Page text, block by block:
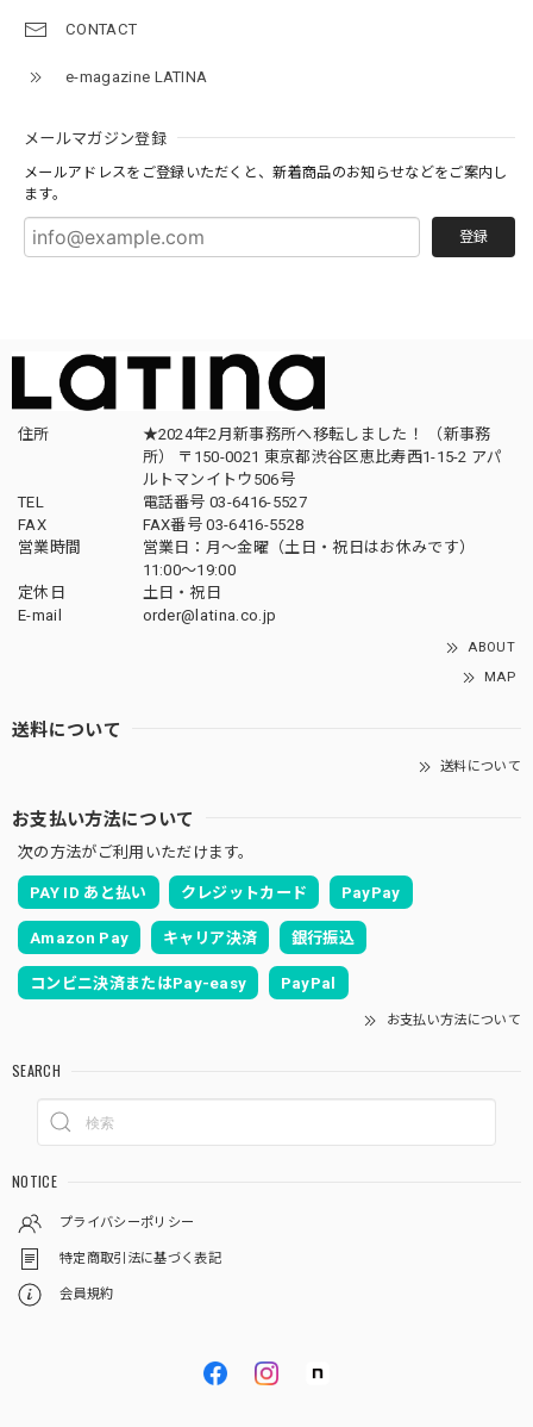
CONTACT
e-magazine LATINA
メールマガジン登録
メールアドレスをご登録いただくと、新着商品のお知らせなどをご案内し
ます。
登録
住所
★2024年2月新事務所へ移転しました！ （新事務
所） 〒150-0021 東京都渋谷区恵比寿西1-15-2 アパ
ルトマンイトウ506号
TEL
電話番号 03-6416-5527
FAX
FAX番号 03-6416-5528
営業時間
営業日：月〜金曜（土日・祝日はお休みです）
11:00〜19:00
定休日
土日・祝日
E-mail
order@latina.co.jp
ABOUT
MAP
送料について
送料について
お支払い方法について
次の方法がご利用いただけます。
PAY ID あと払い クレジットカード PayPay
Amazon Pay キャリア決済 銀行振込
コンビニ決済またはPay-easy PayPal
お支払い方法について
SEARCH
NOTICE
プライバシーポリシー
特定商取引法に基づく表記
会員規約